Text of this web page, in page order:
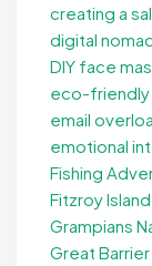
creating a
digital
DIY face
eco-friendly
email
emotional
Fishing
Fitzroy Island
Grampians
Great